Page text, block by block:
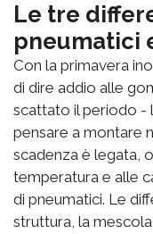
Le tre
pneumatici
Con la primavera
di dire addio alle
scattato il periodo -
pensare a montare
scadenza è legata,
temperatura e alle
di pneumatici. Le
struttura, la